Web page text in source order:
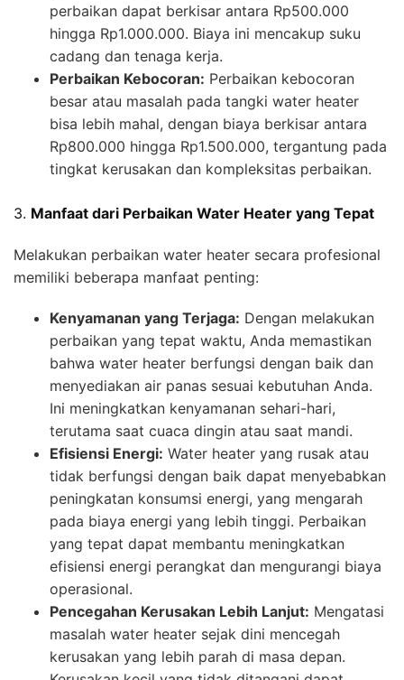
perbaikan dapat berkisar antara Rp500.000
hingga Rp1.000.000. Biaya ini mencakup suku
cadang dan tenaga kerja.
Perbaikan Kebocoran: Perbaikan kebocoran
besar atau masalah pada tangki water heater
bisa lebih mahal, dengan biaya berkisar antara
Rp800.000 hingga Rp1.500.000, tergantung pada
tingkat kerusakan dan kompleksitas perbaikan.
3. Manfaat dari Perbaikan Water Heater yang Tepat
Melakukan perbaikan water heater secara profesional
memiliki beberapa manfaat penting:
Kenyamanan yang Terjaga: Dengan melakukan
perbaikan yang tepat waktu, Anda memastikan
bahwa water heater berfungsi dengan baik dan
menyediakan air panas sesuai kebutuhan Anda.
Ini meningkatkan kenyamanan sehari-hari,
terutama saat cuaca dingin atau saat mandi.
Efisiensi Energi: Water heater yang rusak atau
tidak berfungsi dengan baik dapat menyebabkan
peningkatan konsumsi energi, yang mengarah
pada biaya energi yang lebih tinggi. Perbaikan
yang tepat dapat membantu meningkatkan
efisiensi energi perangkat dan mengurangi biaya
operasional.
Pencegahan Kerusakan Lebih Lanjut: Mengatasi
masalah water heater sejak dini mencegah
kerusakan yang lebih parah di masa depan.